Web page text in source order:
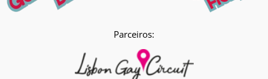
Parceiros: